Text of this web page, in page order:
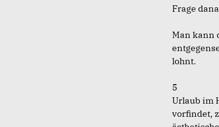
Frage
Man kann
lohnt.
5
Urlaub im
vorfindet,